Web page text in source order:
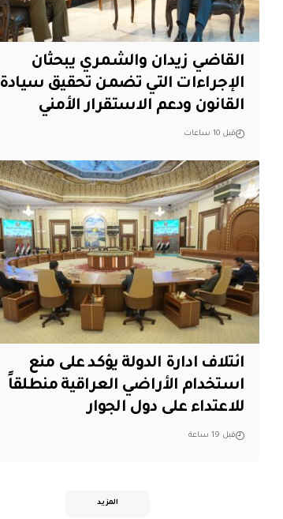
القاضي زيدان والشمري يبحثان
الإجراءات التي تضمن تحقيق سيادة
القانون ودعم الاستقرار الأمني
قبل 10 ساعات
ائتلاف ادارة الدولة يؤكد على منع
استخدام الأراضي العراقية منطلقاً
للاعتداء على دول الجوار
قبل 19 ساعة
المزيد